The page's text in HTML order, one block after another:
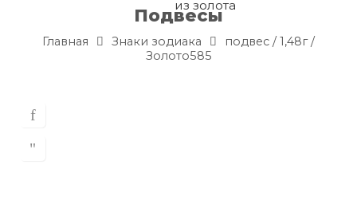
Подвесы
Главная Знаки зодиака
подвес / 1,48г /
Золото585